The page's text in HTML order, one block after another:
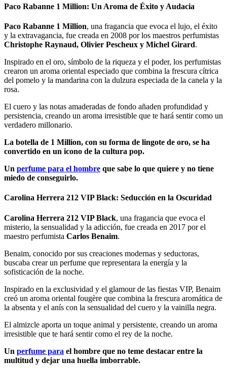
Paco Rabanne 1 Million: Un Aroma de Éxito y Audacia
Paco Rabanne 1 Million, una fragancia que evoca el lujo, el éxito
y la extravagancia, fue creada en 2008 por los maestros perfumistas
Christophe Raynaud, Olivier Pescheux y Michel Girard.
Inspirado en el oro, símbolo de la riqueza y el poder, los perfumistas
crearon un aroma oriental especiado que combina la frescura cítrica
del pomelo y la mandarina con la dulzura especiada de la canela y la
rosa.
El cuero y las notas amaderadas de fondo añaden profundidad y
persistencia, creando un aroma irresistible que te hará sentir como un
verdadero millonario.
La botella de 1 Million, con su forma de lingote de oro, se ha
convertido en un icono de la cultura pop.
Un perfume para el hombre que sabe lo que quiere y no tiene
miedo de conseguirlo.
Carolina Herrera 212 VIP Black: Seducción en la Oscuridad
Carolina Herrera 212 VIP Black, una fragancia que evoca el
misterio, la sensualidad y la adicción, fue creada en 2017 por el
maestro perfumista Carlos Benaim.
Benaim, conocido por sus creaciones modernas y seductoras,
buscaba crear un perfume que representara la energía y la
sofisticación de la noche.
Inspirado en la exclusividad y el glamour de las fiestas VIP, Benaim
creó un aroma oriental fougère que combina la frescura aromática de
la absenta y el anís con la sensualidad del cuero y la vainilla negra.
El almizcle aporta un toque animal y persistente, creando un aroma
irresistible que te hará sentir como el rey de la noche.
Un perfume para el hombre que no teme destacar entre la
multitud y dejar una huella imborrable.